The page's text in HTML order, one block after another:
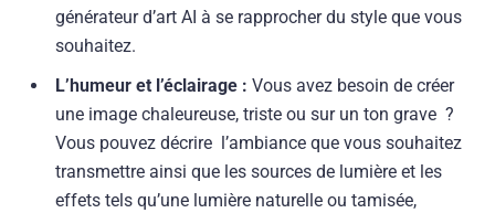
générateur d’art AI à se rapprocher du style que vous
souhaitez.
L’humeur et l’éclairage : Vous avez besoin de créer
une image chaleureuse, triste ou sur un ton grave ?
Vous pouvez décrire l’ambiance que vous souhaitez
transmettre ainsi que les sources de lumière et les
effets tels qu’une lumière naturelle ou tamisée,